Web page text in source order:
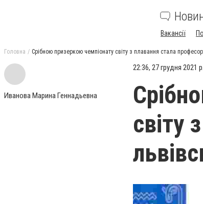
Вакансії
Головна Срібною призеркою чемпіонату світу з плавання стала
Иванова Марина Геннадьевна
22:36, 27 грудня 2021 р.
світу